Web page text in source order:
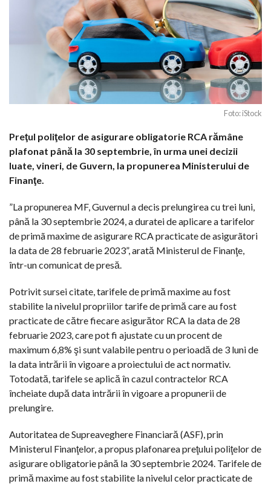
Foto: iStock
Preţul poliţelor de asigurare obligatorie RCA rămâne
plafonat până la 30 septembrie, în urma unei decizii
luate, vineri, de Guvern, la propunerea Ministerului de
Finanţe.
”La propunerea MF, Guvernul a decis prelungirea cu trei luni,
până la 30 septembrie 2024, a duratei de aplicare a tarifelor
de primã maxime de asigurare RCA practicate de asigurãtori
la data de 28 februarie 2023”, arată Ministerul de Finanţe,
într-un comunicat de presă.
Potrivit sursei citate, tarifele de primă maxime au fost
stabilite la nivelul propriilor tarife de primă care au fost
practicate de către fiecare asigurător RCA la data de 28
februarie 2023, care pot fi ajustate cu un procent de
maximum 6,8% şi sunt valabile pentru o perioadă de 3 luni de
la data intrării în vigoare a proiectului de act normativ.
Totodată, tarifele se aplică în cazul contractelor RCA
încheiate după data intrării în vigoare a propunerii de
prelungire.
Autoritatea de Supreaveghere Financiară (ASF), prin
Ministerul Finanţelor, a propus plafonarea preţului poliţelor de
asigurare obligatorie până la 30 septembrie 2024. Tarifele de
primă maxime au fost stabilite la nivelul celor practicate de